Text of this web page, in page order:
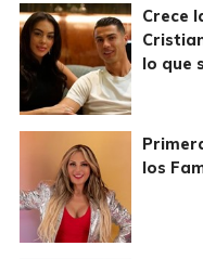
Crece
lo que
los